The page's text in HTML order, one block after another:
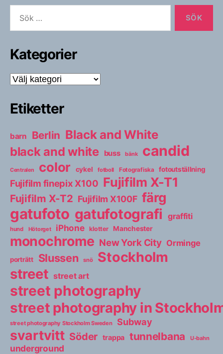
efter:
Kategorier
Kategorier
Etiketter
barn Berlin Black and White
black and white
buss bänk candid
Centralen color cykel fotboll Fotografiska fotoutställning
Fujifilm finepix X100 Fujifilm X-T1
Fujifilm X-T2 Fujifilm X100F färg
gatufoto gatufotografi graffiti
hund Hötorget iPhone klotter Manchester
monochrome New York City Orminge
porträtt Slussen snö Stockholm
street street art
street photography
street photography in
street photography Stockholm Sweden Subway
svartvitt Söder trappa tunnelbana U-bahn
underground